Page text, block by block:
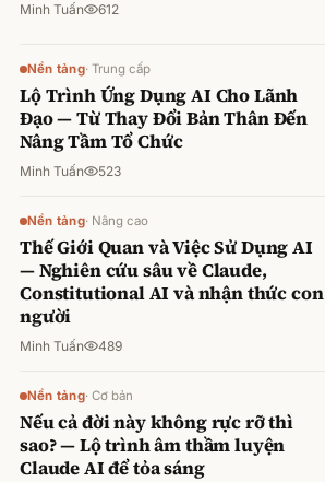
Minh Tuấn 612
Nền tảng· Trung cấp
Lộ Trình Ứng Dụng AI Cho Lãnh
Đạo — Từ Thay Đổi Bản Thân Đến
Nâng Tầm Tổ Chức
Minh Tuấn 523
Nền tảng· Nâng cao
Thế Giới Quan và Việc Sử Dụng AI
— Nghiên cứu sâu về Claude,
Constitutional AI và nhận thức con
người
Minh Tuấn 489
Nền tảng· Cơ bản
Nếu cả đời này không rực rỡ thì
sao? — Lộ trình âm thầm luyện
Claude AI để tỏa sáng